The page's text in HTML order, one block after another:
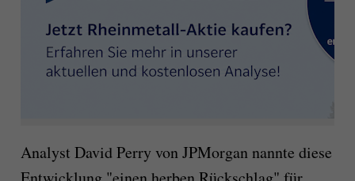
Analyst David Perry von JPMorgan nannte diese